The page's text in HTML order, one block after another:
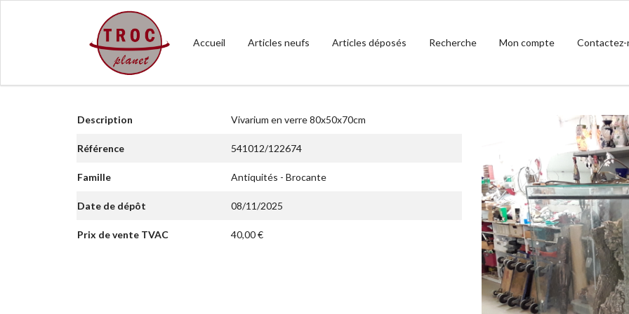
Accueil Articles neufs Articles déposés Recherche Mon compte Contactez-
Description Vivarium en verre 80x50x70cm
Référence 541012/122674
Famille Antiquités - Brocante
Date de dépôt 08/11/2025
Prix de vente TVAC 40,00 €